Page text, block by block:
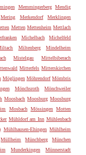
Memmingerberg
Mendig
Mering Merkendorf
Merklingen
Metten Mettenheim Mettlach
Michelbach
Michelfeld
Miltenberg
Mindelheim
Mistelgau
Mittelbiberach
Mitterfels Mitterskirchen
Möglingen Möhrendorf Mömbris
Mönchsroth
Mönchweiler
Moosbach Moosburg Moosburg
Mosbach Mössingen Motten
Mühldorf am Inn Mühlenbach
Mühlhausen-Ehingen Mühlheim
Müllheim Münchberg
München
Munderkingen
Münnerstadt